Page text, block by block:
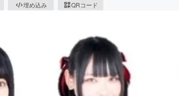
埋め込み QRコード